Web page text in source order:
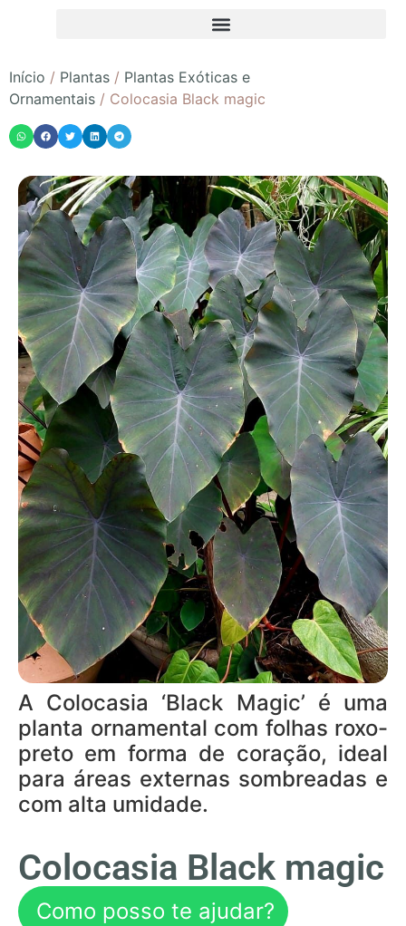
Início / Plantas / Plantas Exóticas e
Ornamentais / Colocasia Black magic
A Colocasia ‘Black Magic’ é uma
planta ornamental com folhas roxo-
preto em forma de coração, ideal
para áreas externas sombreadas e
com alta umidade.
Colocasia Black magic
Como posso te ajudar?